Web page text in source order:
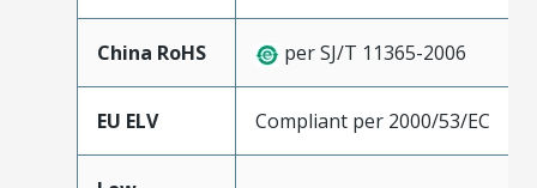
China RoHS per SJ/T 11365-2006
EU ELV Compliant per 2000/53/EC